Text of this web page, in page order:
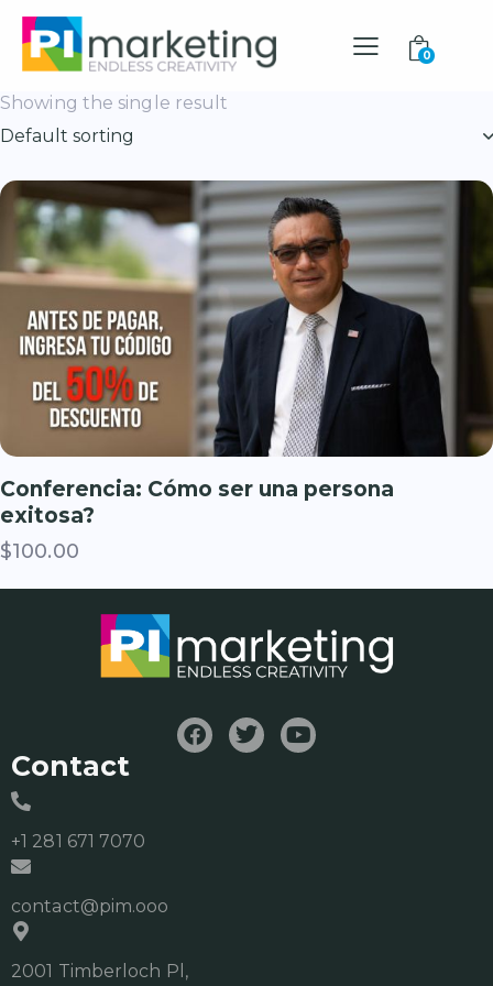
0
Showing the single result
Conferencia: Cómo ser una persona
exitosa?
$100.00
Contact
+1 281 671 7070
contact@pim.ooo
2001 Timberloch Pl,